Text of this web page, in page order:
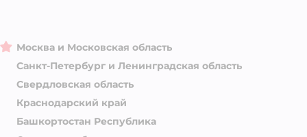
Москва и Московская область
Санкт-Петербург и Ленинградская область
Свердловская область
Краснодарский край
Башкортостан Республика